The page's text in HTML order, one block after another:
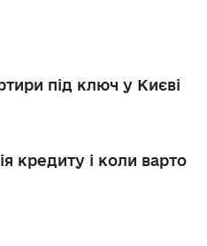
під ключ у Києві
кредиту і коли варто